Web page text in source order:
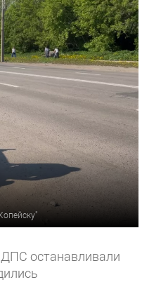
останавливали